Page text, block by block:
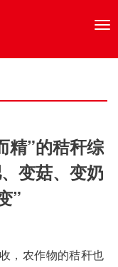
精”的秸秆综
变菇、变奶
”
，农作物的秸秆也